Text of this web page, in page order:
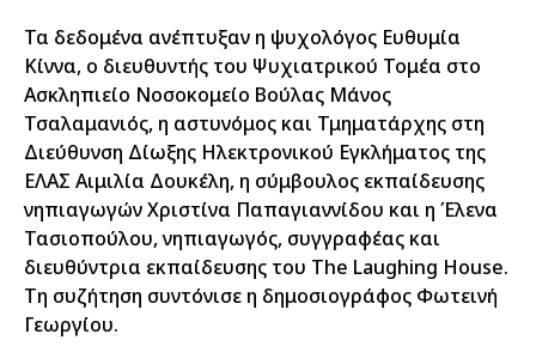
Τα δεδομένα ανέπτυξαν η ψυχολόγος Ευθυμία
Κίννα, ο διευθυντής του Ψυχιατρικού Τομέα στο
Ασκληπιείο Νοσοκομείο Βούλας Μάνος
Τσαλαμανιός, η αστυνόμος και Τμηματάρχης στη
Διεύθυνση Δίωξης Ηλεκτρονικού Εγκλήματος της
ΕΛΑΣ Αιμιλία Δουκέλη, η σύμβουλος εκπαίδευσης
νηπιαγωγών Χριστίνα Παπαγιαννίδου και η Έλενα
Τασιοπούλου, νηπιαγωγός, συγγραφέας και
διευθύντρια εκπαίδευσης του The Laughing House.
Τη συζήτηση συντόνισε η δημοσιογράφος Φωτεινή
Γεωργίου.